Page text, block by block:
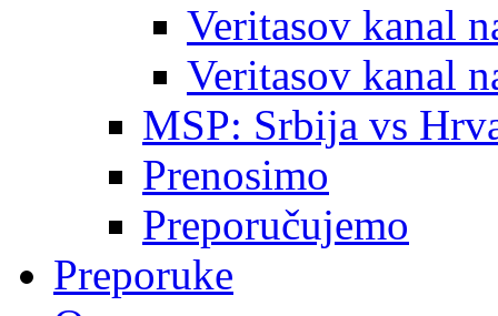
Veritasov kanal
Veritasov kanal
MSP: Srbija vs
Prenosimo
Preporučujemo
Preporuke